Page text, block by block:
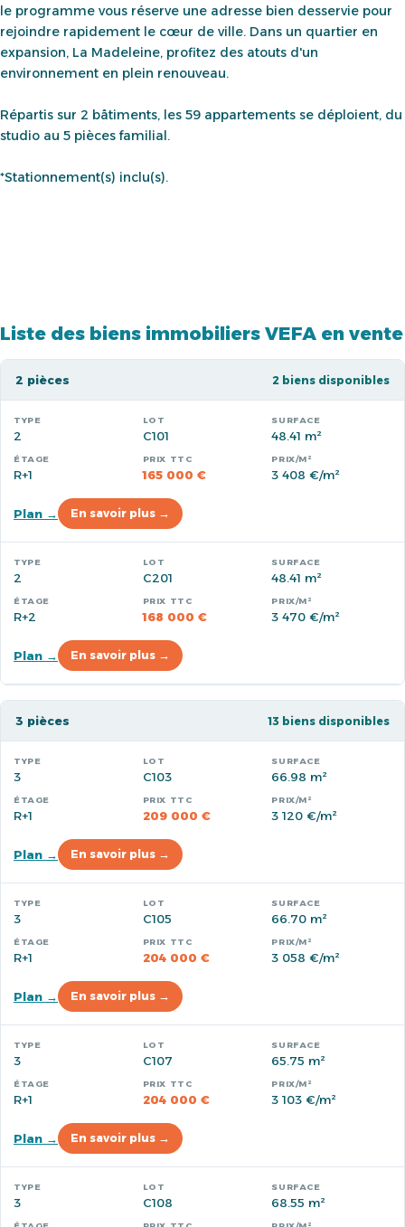
le programme vous réserve une adresse bien desservie pour
rejoindre rapidement le cœur de ville. Dans un quartier en
expansion, La Madeleine, profitez des atouts d'un
environnement en plein renouveau.
Répartis sur 2 bâtiments, les 59 appartements se déploient, du
studio au 5 pièces familial.
*Stationnement(s) inclu(s).
Liste des biens immobiliers VEFA en vente
2 pièces 2 biens disponibles
2 C101 48.41 m²
R+1 165 000 € 3 408 €/m²
Plan → En savoir plus →
2 C201 48.41 m²
R+2 168 000 € 3 470 €/m²
Plan → En savoir plus →
3 pièces 13 biens disponibles
3 C103 66.98 m²
R+1 209 000 € 3 120 €/m²
Plan → En savoir plus →
3 C105 66.70 m²
R+1 204 000 € 3 058 €/m²
Plan → En savoir plus →
3 C107 65.75 m²
R+1 204 000 € 3 103 €/m²
Plan → En savoir plus →
3 C108 68.55 m²